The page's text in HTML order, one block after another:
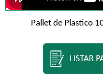
Pallet de Plastico